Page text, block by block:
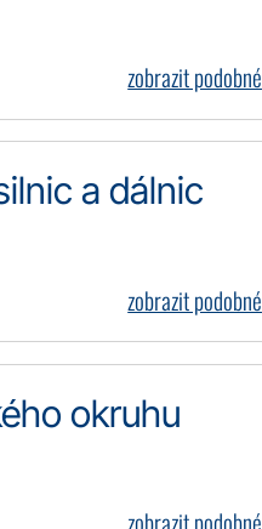
zobrazit podobné
a dálnic
zobrazit podobné
okruhu